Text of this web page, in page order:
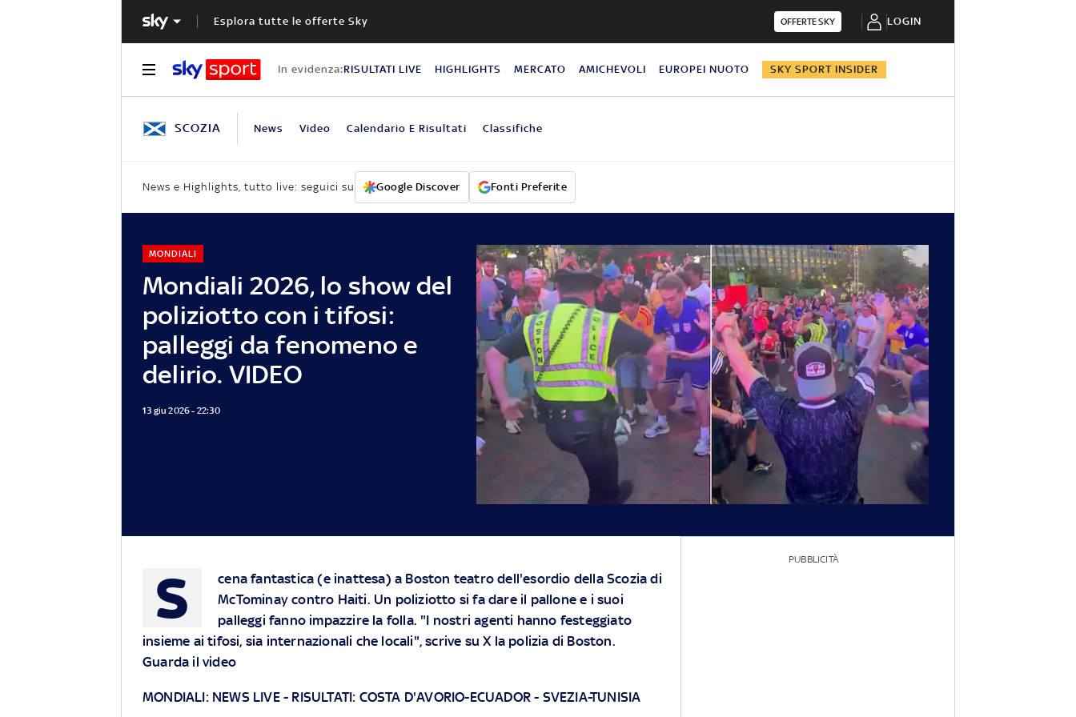
Esplora tutte le offerte Sky OFFERTE SKY LOGIN
In evidenza:RISULTATI LIVE HIGHLIGHTS MERCATO AMICHEVOLI EUROPEI NUOTO SKY SPORT INSIDER
SCOZIA News Video Calendario E Risultati Classifiche
News e Highlights, tutto live: seguici su Google Discover Fonti Preferite
Mondiali 2026, lo show del
poliziotto con i tifosi:
palleggi da fenomeno e
delirio. VIDEO
MONDIALI
13 giu 2026 - 22:30
S
cena fantastica (e inattesa) a Boston teatro dell'esordio della Scozia di
McTominay contro Haiti. Un poliziotto si fa dare il pallone e i suoi
palleggi fanno impazzire la folla. "I nostri agenti hanno festeggiato
insieme ai tifosi, sia internazionali che locali", scrive su X la polizia di Boston.
Guarda il video
MONDIALI: NEWS LIVE- RISULTATI: COSTA D'AVORIO-ECUADOR - SVEZIA-TUNISIA
PUBBLICITÀ